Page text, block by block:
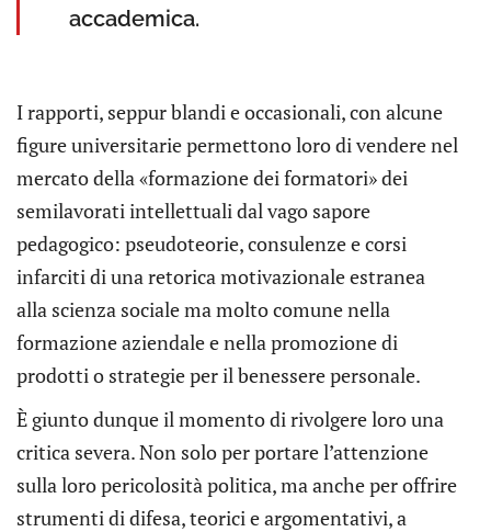
accademica.
I rapporti, seppur blandi e occasionali, con alcune
figure universitarie permettono loro di vendere nel
mercato della «formazione dei formatori» dei
semilavorati intellettuali dal vago sapore
pedagogico: pseudoteorie, consulenze e corsi
infarciti di una retorica motivazionale estranea
alla scienza sociale ma molto comune nella
formazione aziendale e nella promozione di
prodotti o strategie per il benessere personale.
È giunto dunque il momento di rivolgere loro una
critica severa. Non solo per portare l’attenzione
sulla loro pericolosità politica, ma anche per offrire
strumenti di difesa, teorici e argomentativi, a